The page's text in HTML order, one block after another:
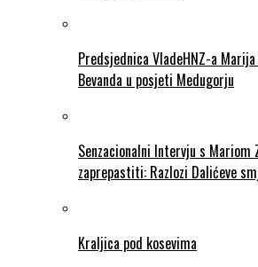
Predsjednica VladeHNZ-a
Bevanda u posjeti Medugorju
Senzacionalni Intervju s
zaprepastiti: Razlozi Dalićeve
Kraljica pod kosevima